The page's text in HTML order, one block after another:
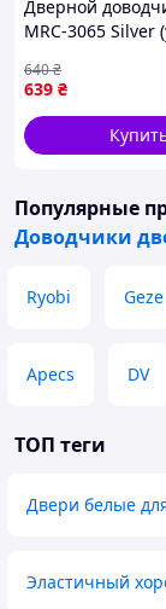
Дверной
MRC-3065 Silver
639 ₴
640₴
Популярные
Доводчики
Ryobi Geze
Apecs DV
ТОП теги
Двери белые
Эластичный